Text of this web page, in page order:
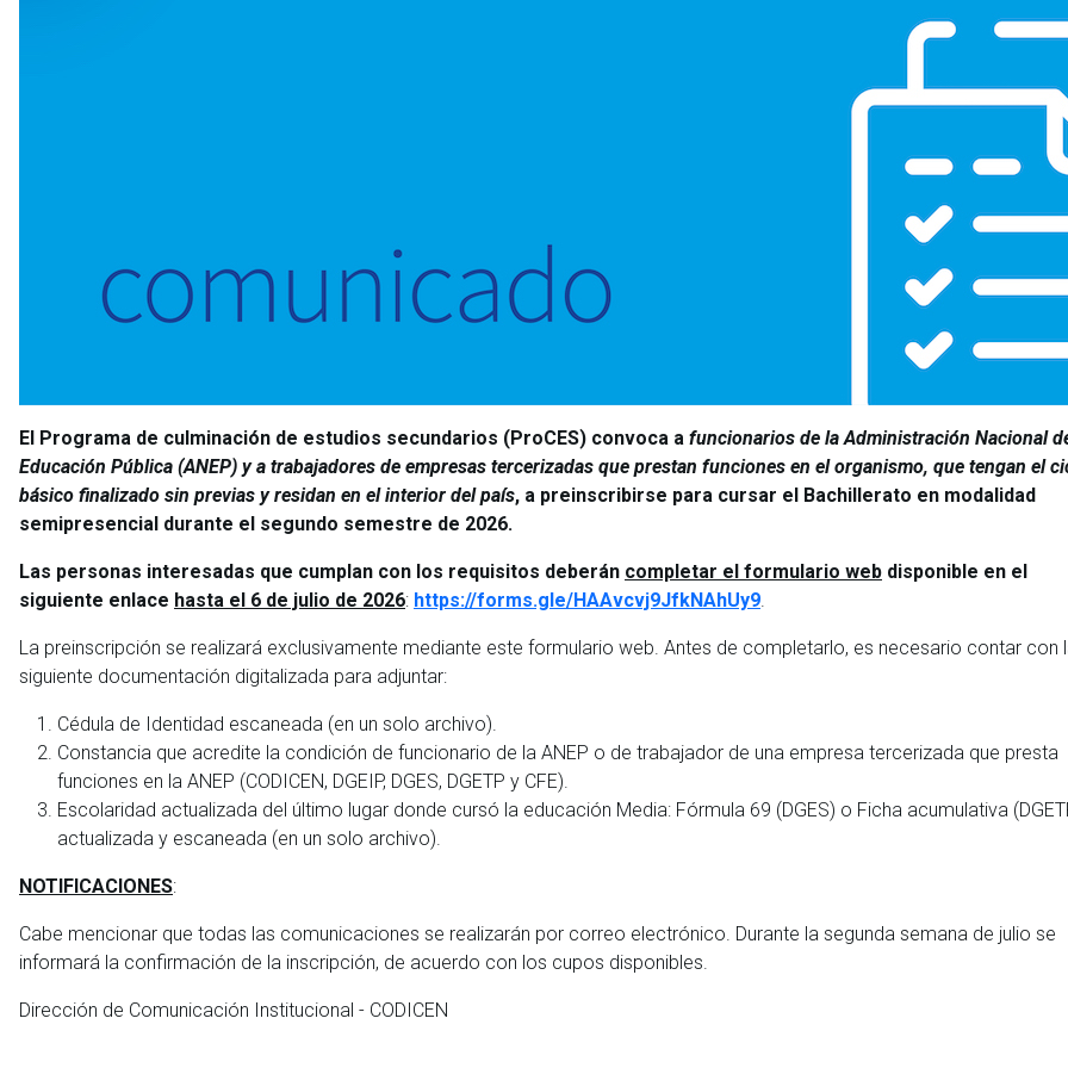
El Programa de culminación de estudios secundarios (ProCES) convoca a funcionarios de la Administración Nacional
Educación Pública (ANEP) y a trabajadores de empresas tercerizadas que prestan funciones en el organismo, que tengan el
básico finalizado sin previas y residan en el interior del país, a preinscribirse para cursar el Bachillerato en modalidad
semipresencial durante el segundo semestre de 2026.
Las personas interesadas que cumplan con los requisitos deberán completar el formulario web disponible en el
siguiente enlace hasta el 6 de julio de 2026: https://forms.gle/HAAvcvj9JfkNAhUy9.
La preinscripción se realizará exclusivamente mediante este formulario web. Antes de completarlo, es necesario contar con
siguiente documentación digitalizada para adjuntar:
Cédula de Identidad escaneada (en un solo archivo).
Constancia que acredite la condición de funcionario de la ANEP o de trabajador de una empresa tercerizada que presta
funciones en la ANEP (CODICEN, DGEIP, DGES, DGETP y CFE).
Escolaridad actualizada del último lugar donde cursó la educación Media: Fórmula 69 (DGES) o Ficha acumulativa
actualizada y escaneada (en un solo archivo).
NOTIFICACIONES:
Cabe mencionar que todas las comunicaciones se realizarán por correo electrónico. Durante la segunda semana de julio se
informará la confirmación de la inscripción, de acuerdo con los cupos disponibles.
Dirección de Comunicación Institucional - CODICEN